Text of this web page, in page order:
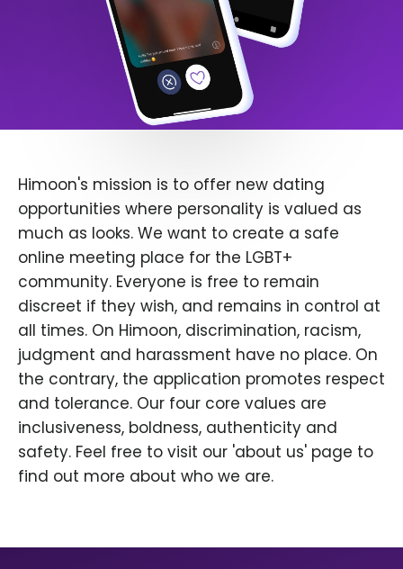
Himoon's mission is to offer new dating
opportunities where personality is valued as
much as looks. We want to create a safe
online meeting place for the LGBT+
community. Everyone is free to remain
discreet if they wish, and remains in control at
all times. On Himoon, discrimination, racism,
judgment and harassment have no place. On
the contrary, the application promotes respect
and tolerance. Our four core values are
inclusiveness, boldness, authenticity and
safety. Feel free to visit our 'about us' page to
find out more about who we are.